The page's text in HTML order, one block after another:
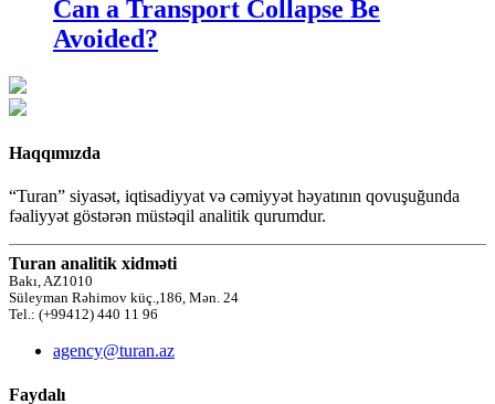
Can a Transport Collapse Be
Avoided?
Haqqımızda
“Turan” siyasət, iqtisadiyyat və cəmiyyət həyatının qovuşuğunda
fəaliyyət göstərən müstəqil analitik qurumdur.
Turan analitik xidməti
Bakı, AZ1010
Süleyman Rəhimov küç.,186, Mən. 24
Tel.: (+99412) 440 11 96
agency@turan.az
Faydalı